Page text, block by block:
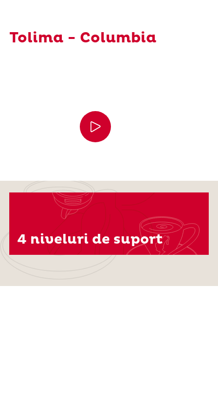
Tolima - Columbia
4 niveluri de suport